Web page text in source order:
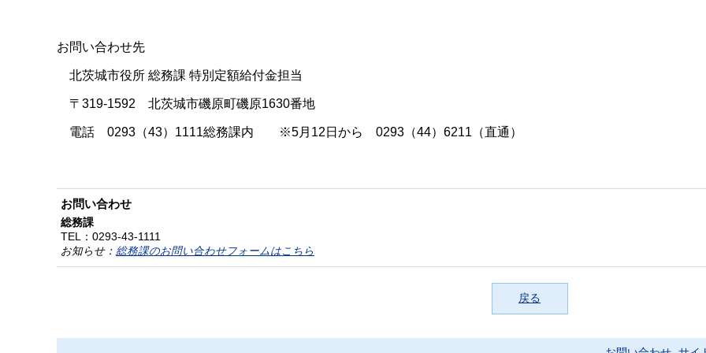
お問い合わせ先
北茨城市役所 総務課 特別定額給付金担当
〒319-1592 北茨城市磯原町磯原1630番地
電話 0293（43）1111総務課内 ※5月12日から 0293（44）6211（直通）
お問い合わせ
総務課
TEL： 0293-43-1111
お知らせ： 総務課のお問い合わせフォームはこちら
戻る